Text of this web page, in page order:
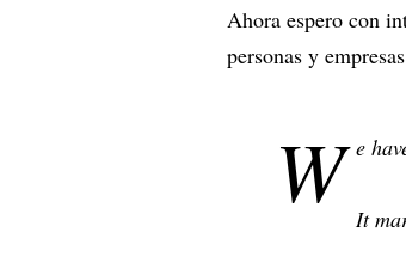
Ahora espero con
personas y
W e
It